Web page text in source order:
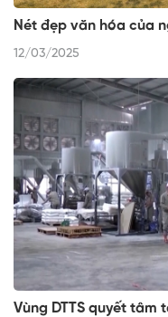
Nét đẹp văn hóa của
12/03/2025
Vùng DTTS quyết tâm